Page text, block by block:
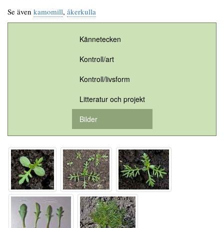
Se även kamomill, åkerkulla
Kännetecken
Kontroll/art
Kontroll/livsform
Litteratur och projekt
Bilder